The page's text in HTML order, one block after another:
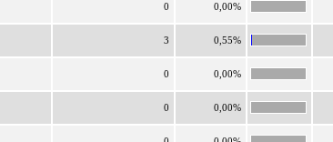
0 0,00%
3 0,55%
0 0,00%
0 0,00%